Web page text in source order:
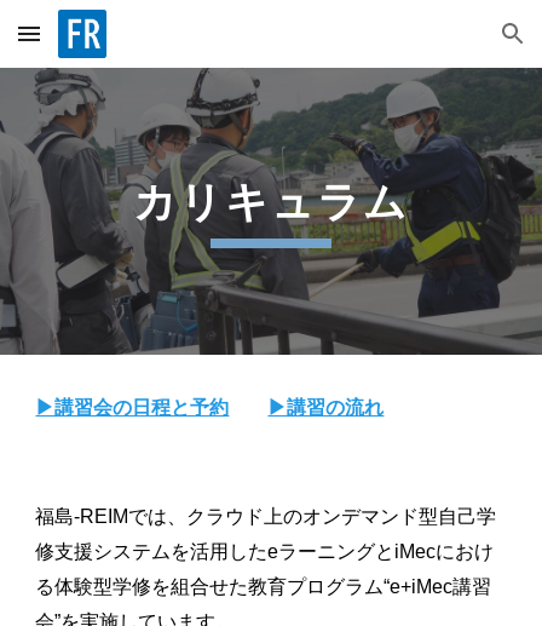
Skip to main content Skip to navigation
カリキュラム
▶講習会の日程と予約 ▶講習の流れ
福島-REIMでは、クラウド上のオンデマンド型自己学
修支援システムを活用したeラーニングとiMecにおけ
る体験型学修を組合せた教育プログラム“e+iMec講習
会”を実施しています。